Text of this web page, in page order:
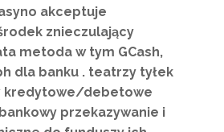
akceptuje
znieczulający
metoda w tym GCash,
dla banku . teatrzy tyłek
kredytowe/debetowe
przekazywanie i